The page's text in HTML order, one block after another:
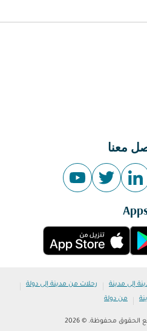
معنا
إلى مدينة | رحلات من مدينة إلى دولة |
| من دولة
الحقوق محفوظة. © 2026